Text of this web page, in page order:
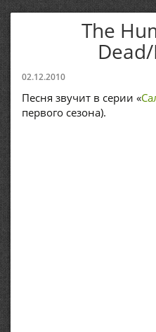
The
02.12.2010
Песня звучит в серии «
первого сезона).